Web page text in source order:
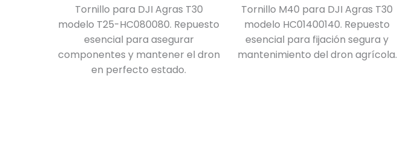
Tornillo para DJI Agras T30
modelo T25-HC080080. Repuesto
esencial para asegurar
componentes y mantener el dron
en perfecto estado.
Tornillo M40 para DJI Agras T30
modelo HC01400140. Repuesto
esencial para fijación segura y
mantenimiento del dron agrícola.